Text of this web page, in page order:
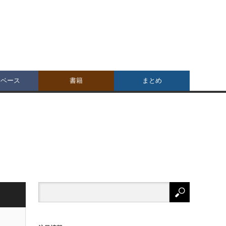
ース 書籍 まとめ